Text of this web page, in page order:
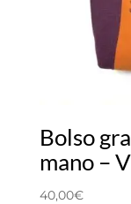
Bolso
mano –
40,00€